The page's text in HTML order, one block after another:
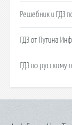
Решебник и ГДЗ
ГДЗ от Путина
ГДЗ по русскому